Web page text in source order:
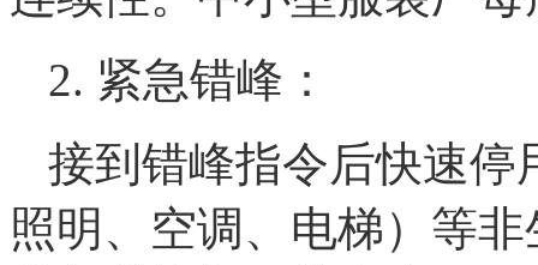
2. 紧急错峰：
接到错峰指令后快速停
照明、空调、电梯）等